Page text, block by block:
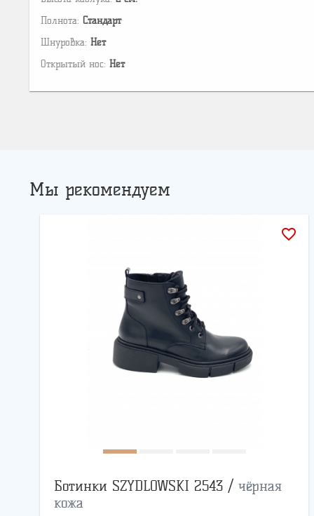
Полнота: Стандарт
Шнуровка: Нет
Открытый нос: Нет
Мы рекомендуем
favorite_border
Ботинки SZYDLOWSKI 2543 / чёрная
кожа